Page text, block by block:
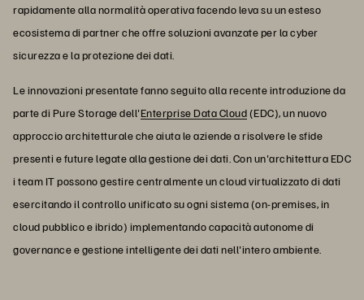
rapidamente alla normalità operativa facendo leva su un esteso
ecosistema di partner che offre soluzioni avanzate per la cyber
sicurezza e la protezione dei dati.
Le innovazioni presentate fanno seguito alla recente introduzione da
parte di Pure Storage dell'Enterprise Data Cloud(EDC), un nuovo
approccio architetturale che aiuta le aziende a risolvere le sfide
presenti e future legate alla gestione dei dati. Con un'architettura EDC
i team IT possono gestire centralmente un cloud virtualizzato di dati
esercitando il controllo unificato su ogni sistema (on-premises, in
cloud pubblico e ibrido) implementando capacità autonome di
governance e gestione intelligente dei dati nell'intero ambiente.